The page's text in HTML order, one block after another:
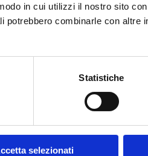
in cui utilizzi il nostro sito
combinarle con altre
Statistiche
selezionati
2005
DEL CONVEGNO ABI
DEL 10 E 11 GIUGNO